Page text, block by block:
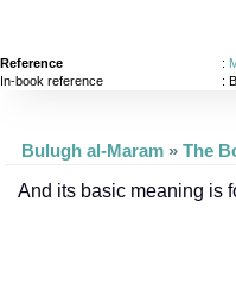
Reference :
In-book reference
:
Bulugh al-Maram »
And its basic meaning is